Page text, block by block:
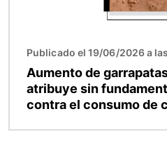
Publicado el 19/06/2026 a
Aumento de
atribuye sin
contra el consumo de